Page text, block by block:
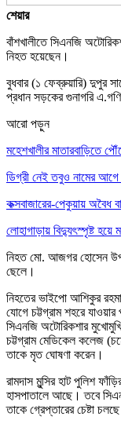
শেয়ার
বাঁশখালীতে সিএনজি
নিহত হয়েছেন।
বুধবার (১ ফেব্রুয়ারি) দুপুর
প্রধান সড়কের গুনাগরি
আরো পড়ুন
মহেশখালীর মাতারবাড়িতে
ডিগ্রী নেই তবুও নামের
কক্সবাজারের-পেকুয়ায়
লোহাগাড়ায় বিদ্যুৎস্পৃষ্ট হয়ে
নিহত মো. আজগর হোসেন
ছেলে।
নিহতের ভাইপো আশিকুর
যোগে চট্টগ্রাম শহরে
সিএনজি অটোরিকশার
চট্টগ্রাম মেডিকেল কলেজ
তাকে মৃত ঘোষণা করেন।
রামদাস মুন্সির হাট পুলিশ
হাসপাতালে আছে। তবে
তাকে গ্রেপ্তারের চেষ্টা